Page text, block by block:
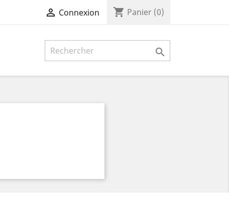
 Connexion shopping_cart Panier (0)
